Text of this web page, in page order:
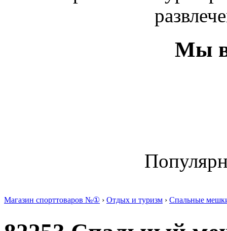
Мы в
Магазин спорттоваров №① › Отдых и туризм › Спальные